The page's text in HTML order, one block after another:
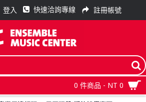
登入 快速洽詢專線 註冊帳號
0 件商品 - NT 0